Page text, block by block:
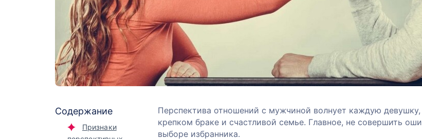
Содержание
Признаки
Перспектива отношений с мужчиной волнует каждую
крепком браке и счастливой семье. Главное, не совершить
выборе избранника.